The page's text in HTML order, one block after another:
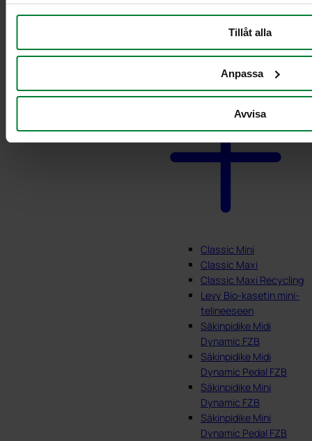
Tillåt alla
Anpassa
Avvisa
käytetään yhdessä
Säkinpidike 240 L,
pyörä
Säkinpidike Longopac
Classic Mini
Classic Maxi
Classic Maxi Recycling
Levy Bio-kasetin mini-
telineeseen
Säkinpidike Midi
Dynamic FZB
Säkinpidike Midi
Dynamic Pedal FZB
Säkinpidike Mini
Dynamic FZB
Säkinpidike Mini
Dynamic Pedal FZB